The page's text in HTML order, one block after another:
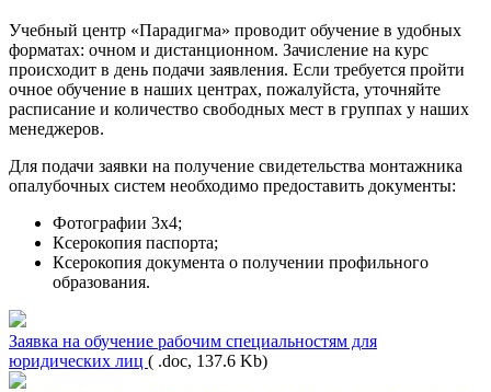
Учебный центр «Парадигма» проводит обучение в удобных
форматах: очном и дистанционном. Зачисление на курс
происходит в день подачи заявления. Если требуется пройти
очное обучение в наших центрах, пожалуйста, уточняйте
расписание и количество свободных мест в группах у наших
менеджеров.
Для подачи заявки на получение свидетельства монтажника
опалубочных систем необходимо предоставить документы:
Фотографии 3х4;
Ксерокопия паспорта;
Ксерокопия документа о получении профильного
образования.
Заявка на обучение рабочим специальностям для
юридических лиц ( .doc, 137.6 Kb)